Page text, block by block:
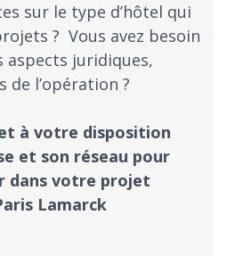
sur le type d’hôtel qui
? ​ Vous avez besoin
aspects juridiques,
de l’opération ?
à votre disposition
et son réseau pour
dans votre projet
Lamarck